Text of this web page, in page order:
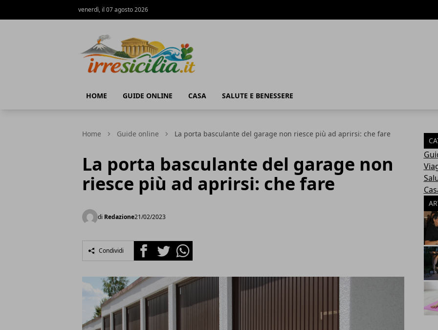
venerdì, il 07 agosto 2026
HOME GUIDE ONLINE CASA SALUTE E BENESSERE
Home Guide online La porta basculante del garage non riesce più ad aprirsi: che fare
La porta basculante del garage non
riesce più ad aprirsi: che fare
di Redazione21/02/2023
Condividi FacebookTwitterWhatsapp